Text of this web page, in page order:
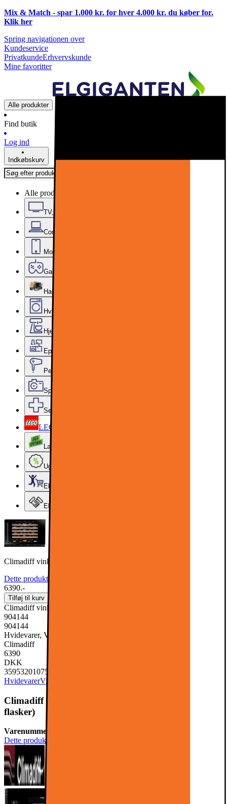
Mix & Match - spar 1.000 kr. for hver 4.000 kr. du køber for.
Klik her
Spring navigationen over
Kundeservice
PrivatkundeErhvervskunde
Mine favoritter
Alle produkter
Find butik
Log ind
Indkøbskurv
Alle produkter
TV, Lyd & Smart Home
Computer & Kontor
Mobil, Tablet & Smartwatch
Gaming
Hardware
Hvidevarer
Hjem, Rengøring & Køkkenudstyr
Epoq køkken & bryggers
Personlig pleje, Skønhed & Velvære
Sport, Fritid & Hobby
Services & tilbehør
LEGO
Lageroprydning
Ugens tilbud - og andre gode priser
Elgigantens Kundeklub
Elgiganten Erhverv
Climadiff vinkøleskab CBU20S2B (integreret 20 flasker)
Dette produkt er endnu ikke blevet bedømt.
6390.-
Tilføj til kurv
Climadiff vinkøleskab CBU20S2B (integreret 20 flasker)
904144
904144
Hvidevarer, Vinkøler & vinkøleskab
Climadiff
6390
DKK
3595320107517
HvidevarerVinkøler & vinkøleskab
Climadiff vinkøleskab CBU20S2B (integreret 20
flasker)
Varenummer:
Dette produkt er endnu ikke blevet bedømt.